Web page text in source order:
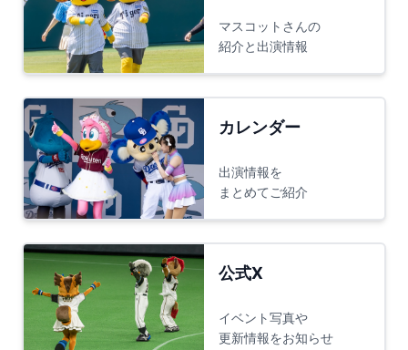
マスコットさんの
紹介と出演情報
カレンダー
出演情報を
まとめてご紹介
公式X
イベント写真や
更新情報をお知らせ